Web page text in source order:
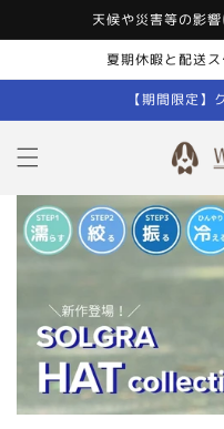
コンテン
ツに進む
天候や災害等の影
夏期休暇と配送
【期間限定】